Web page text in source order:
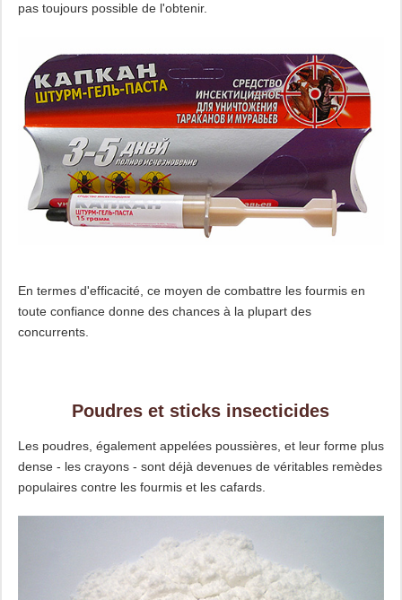
pas toujours possible de l'obtenir.
En termes d'efficacité, ce moyen de combattre les fourmis en
toute confiance donne des chances à la plupart des
concurrents.
Poudres et sticks insecticides
Les poudres, également appelées poussières, et leur forme plus
dense - les crayons - sont déjà devenues de véritables remèdes
populaires contre les fourmis et les cafards.